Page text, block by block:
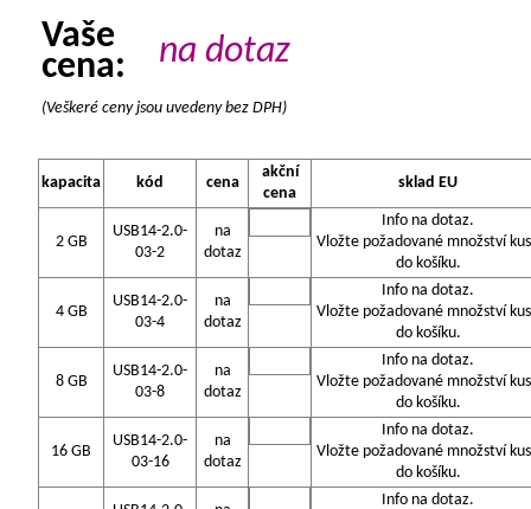
Vaše
cena:
na dotaz
(Veškeré ceny jsou uvedeny bez DPH)
kapacita kód cena
akční
cena
sklad EU
2 GB
USB14-2.0-
03-2
na
dotaz
Info na dotaz.
Vložte požadované množství
do košíku.
4 GB
USB14-2.0-
03-4
na
dotaz
Info na dotaz.
Vložte požadované množství
do košíku.
8 GB
USB14-2.0-
03-8
na
dotaz
Info na dotaz.
Vložte požadované množství
do košíku.
16 GB
USB14-2.0-
03-16
na
dotaz
Info na dotaz.
Vložte požadované množství
do košíku.
Info na dotaz.